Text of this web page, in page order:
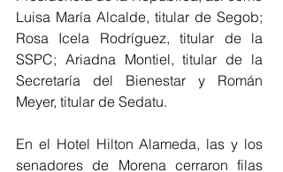
Luisa María Alcalde, titular de Segob;
Rosa Icela Rodríguez, titular de la
SSPC; Ariadna Montiel, titular de la
Secretaría del Bienestar y Román
Meyer, titular de Sedatu.
En el Hotel Hilton Alameda, las y los
senadores de Morena cerraron filas